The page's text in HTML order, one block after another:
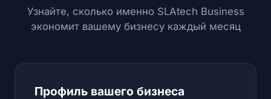
Узнайте, сколько именно SLAtech Business
экономит вашему бизнесу каждый месяц
Профиль вашего бизнеса